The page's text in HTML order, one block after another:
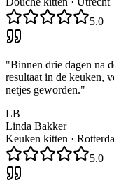
5.0
"Binnen drie dagen na
resultaat in de keuken,
netjes geworden."
LB
Linda Bakker
Keuken kitten ·
5.0